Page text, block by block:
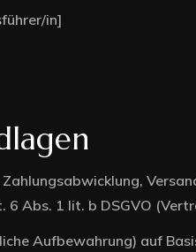
404 Page
Home 2
Home 3
in]
Abs. 1 lit. b DSGVO
Aufbewahrung) auf